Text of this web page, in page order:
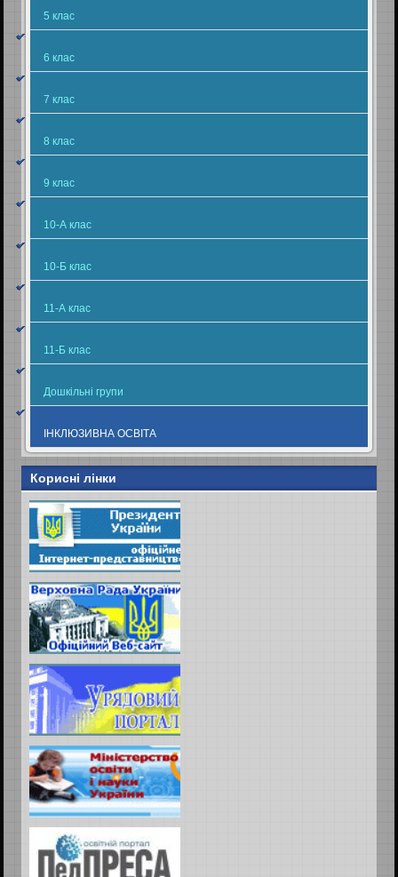
5 клас
6 клас
7 клас
8 клас
9 клас
10-А клас
10-Б клас
11-А клас
11-Б клас
Дошкільні групи
ІНКЛЮЗИВНА ОСВІТА
Корисні лінки